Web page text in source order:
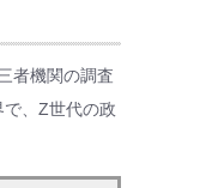
者機関の調査
で、Z世代の政